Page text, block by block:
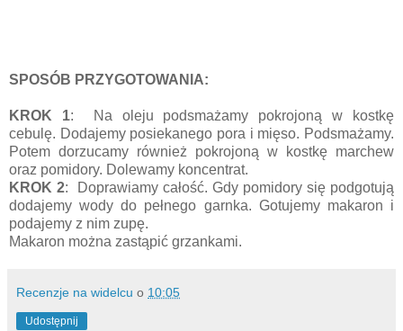
SPOSÓB PRZYGOTOWANIA:
KROK 1: Na oleju podsmażamy pokrojoną w kostkę
cebulę. Dodajemy posiekanego pora i mięso. Podsmażamy.
Potem dorzucamy również pokrojoną w kostkę marchew
oraz pomidory. Dolewamy koncentrat.
KROK 2: Doprawiamy całość. Gdy pomidory się podgotują
dodajemy wody do pełnego garnka. Gotujemy makaron i
podajemy z nim zupę.
Makaron można zastąpić grzankami.
Recenzje na widelcu o 10:05
Udostępnij